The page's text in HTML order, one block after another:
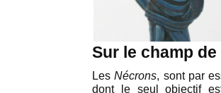
Sur le champ
LesNécrons, sont par
dont le seul objectif